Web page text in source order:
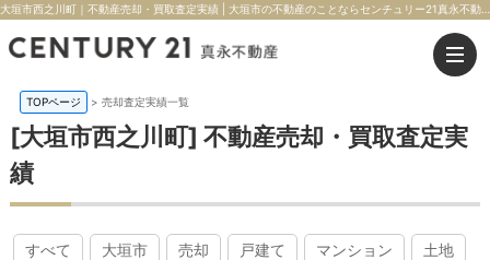
TOPページ > 売却査定実績一覧
[大垣市西之川町] 不動産売却・買取査定実
績
すべて 大垣市 売却 戸建て マンション 土地